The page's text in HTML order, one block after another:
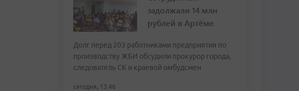
задолжали 14 млн
рублей в Артёме
Долг перед 203 работниками предприятия по
производству ЖБИ обсудили прокурор города,
следователь СК и краевой омбудсмен
сегодня, 13:46